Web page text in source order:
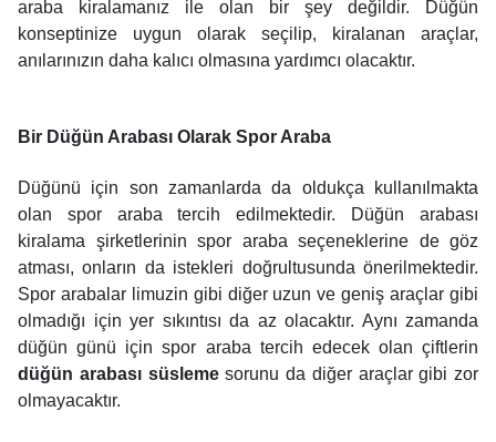
araba kiralamanız ile olan bir şey değildir. Düğün
konseptinize uygun olarak seçilip, kiralanan araçlar,
anılarınızın daha kalıcı olmasına yardımcı olacaktır.
Bir Düğün Arabası Olarak Spor Araba
Düğünü için son zamanlarda da oldukça kullanılmakta
olan spor araba tercih edilmektedir. Düğün arabası
kiralama şirketlerinin spor araba seçeneklerine de göz
atması, onların da istekleri doğrultusunda önerilmektedir.
Spor arabalar limuzin gibi diğer uzun ve geniş araçlar gibi
olmadığı için yer sıkıntısı da az olacaktır. Aynı zamanda
düğün günü için spor araba tercih edecek olan çiftlerin
düğün arabası süslemesorunu da diğer araçlar gibi zor
olmayacaktır.